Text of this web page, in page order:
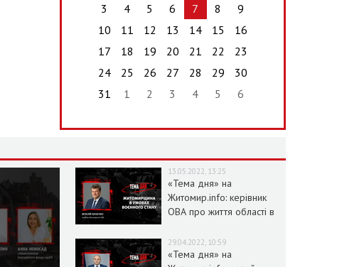
3
4 5 6 7 8
9
10
11 12 13 14 15
16
17
18 19 20 21 22
23
24
25 26 27 28 29
30
31
1 2 3 4 5 6
13.05.2022, 13:25
«Тема дня» на
Житомир.info: керівник
ОВА про життя області в
29.04.2022, 10:59
«Тема дня» на